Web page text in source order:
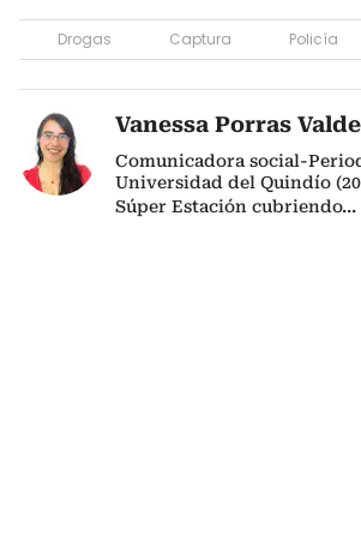
Drogas Captura Policía
Vanessa Porras
Comunicadora social-
Universidad del Quindío
Súper Estación cubriendo...